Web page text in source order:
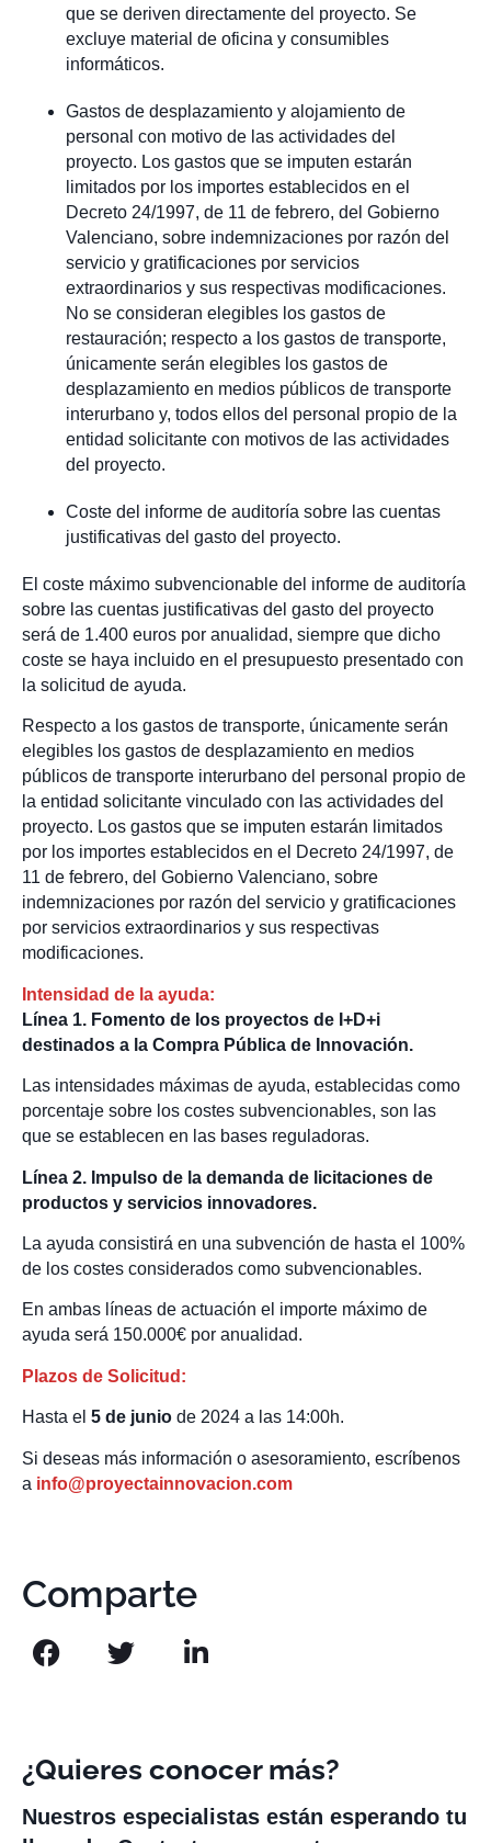
que se deriven directamente del proyecto. Se
excluye material de oficina y consumibles
informáticos.
Gastos de desplazamiento y alojamiento de
personal con motivo de las actividades del
proyecto. Los gastos que se imputen estarán
limitados por los importes establecidos en el
Decreto 24/1997, de 11 de febrero, del Gobierno
Valenciano, sobre indemnizaciones por razón del
servicio y gratificaciones por servicios
extraordinarios y sus respectivas modificaciones.
No se consideran elegibles los gastos de
restauración; respecto a los gastos de transporte,
únicamente serán elegibles los gastos de
desplazamiento en medios públicos de transporte
interurbano y, todos ellos del personal propio de la
entidad solicitante con motivos de las actividades
del proyecto.
Coste del informe de auditoría sobre las cuentas
justificativas del gasto del proyecto.
El coste máximo subvencionable del informe de auditoría
sobre las cuentas justificativas del gasto del proyecto
será de 1.400 euros por anualidad, siempre que dicho
coste se haya incluido en el presupuesto presentado con
la solicitud de ayuda.
Respecto a los gastos de transporte, únicamente serán
elegibles los gastos de desplazamiento en medios
públicos de transporte interurbano del personal propio de
la entidad solicitante vinculado con las actividades del
proyecto. Los gastos que se imputen estarán limitados
por los importes establecidos en el Decreto 24/1997, de
11 de febrero, del Gobierno Valenciano, sobre
indemnizaciones por razón del servicio y gratificaciones
por servicios extraordinarios y sus respectivas
modificaciones.
Intensidad de la ayuda:
Línea 1. Fomento de los proyectos de I+D+i
destinados a la Compra Pública de Innovación.
Las intensidades máximas de ayuda, establecidas como
porcentaje sobre los costes subvencionables, son las
que se establecen en las bases reguladoras.
Línea 2. Impulso de la demanda de licitaciones de
productos y servicios innovadores.
La ayuda consistirá en una subvención de hasta el 100%
de los costes considerados como subvencionables.
En ambas líneas de actuación el importe máximo de
ayuda será 150.000€ por anualidad.
Plazos de Solicitud:
Hasta el 5 de junio de 2024 a las 14:00h.
Si deseas más información o asesoramiento, escríbenos
a info@proyectainnovacion.com
Comparte
¿Quieres conocer más?
Nuestros especialistas están esperando tu